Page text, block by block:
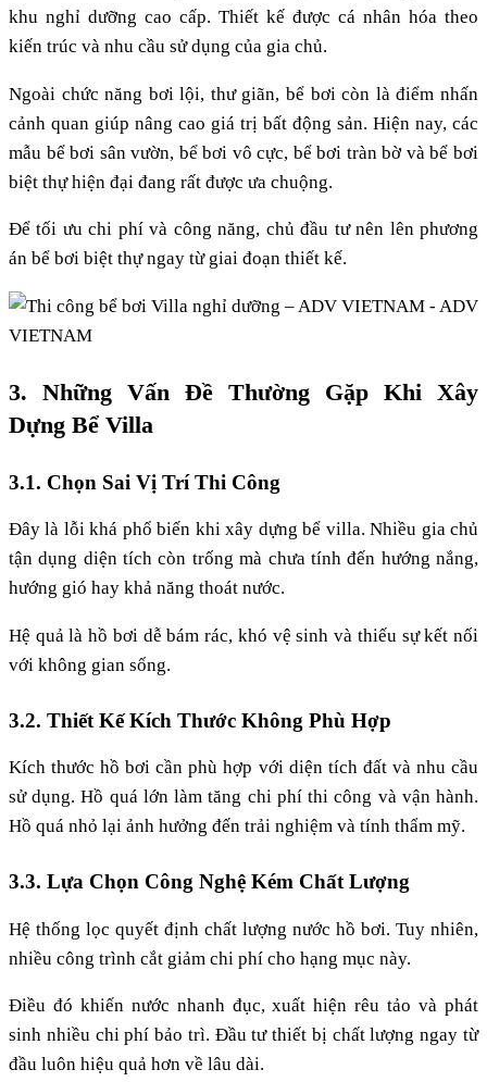
khu nghỉ dưỡng cao cấp. Thiết kế được cá nhân hóa theo
kiến trúc và nhu cầu sử dụng của gia chủ.
Ngoài chức năng bơi lội, thư giãn, bể bơi còn là điểm nhấn
cảnh quan giúp nâng cao giá trị bất động sản. Hiện nay, các
mẫu bể bơi sân vườn, bể bơi vô cực, bể bơi tràn bờ và bể bơi
biệt thự hiện đại đang rất được ưa chuộng.
Để tối ưu chi phí và công năng, chủ đầu tư nên lên phương
án bể bơi biệt thự ngay từ giai đoạn thiết kế.
3. Những Vấn Đề Thường Gặp Khi Xây
Dựng Bể Villa
3.1. Chọn Sai Vị Trí Thi Công
Đây là lỗi khá phổ biến khi xây dựng bể villa. Nhiều gia chủ
tận dụng diện tích còn trống mà chưa tính đến hướng nắng,
hướng gió hay khả năng thoát nước.
Hệ quả là hồ bơi dễ bám rác, khó vệ sinh và thiếu sự kết nối
với không gian sống.
3.2. Thiết Kế Kích Thước Không Phù Hợp
Kích thước hồ bơi cần phù hợp với diện tích đất và nhu cầu
sử dụng. Hồ quá lớn làm tăng chi phí thi công và vận hành.
Hồ quá nhỏ lại ảnh hưởng đến trải nghiệm và tính thẩm mỹ.
3.3. Lựa Chọn Công Nghệ Kém Chất Lượng
Hệ thống lọc quyết định chất lượng nước hồ bơi. Tuy nhiên,
nhiều công trình cắt giảm chi phí cho hạng mục này.
Điều đó khiến nước nhanh đục, xuất hiện rêu tảo và phát
sinh nhiều chi phí bảo trì. Đầu tư thiết bị chất lượng ngay từ
đầu luôn hiệu quả hơn về lâu dài.